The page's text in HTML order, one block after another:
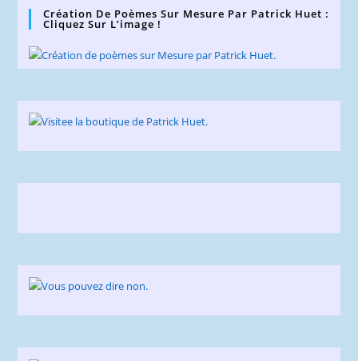
Création De Poèmes Sur Mesure Par Patrick Huet :
Cliquez Sur L’image !